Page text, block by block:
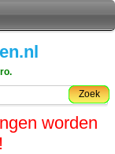
Zoek
worden